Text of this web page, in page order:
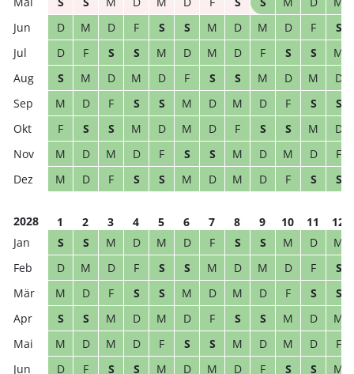
D
M D F S S M D M D F
S
D
F S S M D M D F S S
M
S
M D M D F S S M D M
D
M
D F S S M D M D F S
S
F
S S M D M D F S S M
D
M
D M D F S S M D M D
F
M
D F S S M D M D F S S
2028 1 2 3 4 5 6 7 8 9 10 11
12
S
S M D M D F S S M D
M
D
M D F S S M D M D F
S
M
D F S S M D M D F S
S
S
S M D M D F S S M D
M
M
D M D F S S M D M D
F
D
F S S M D M D F S S
M